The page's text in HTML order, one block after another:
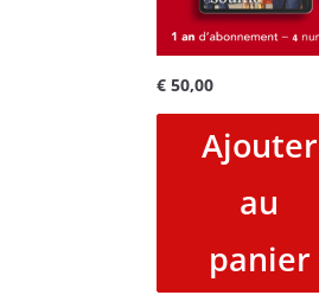
€ 50,00
Ajouter
au
panier